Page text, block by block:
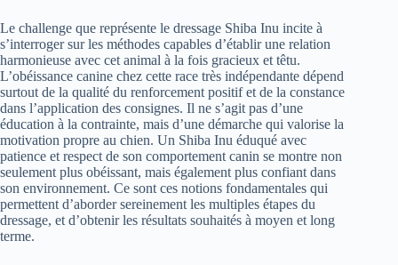
Le challenge que représente le dressage Shiba Inu incite à
s’interroger sur les méthodes capables d’établir une relation
harmonieuse avec cet animal à la fois gracieux et têtu.
L’obéissance canine chez cette race très indépendante dépend
surtout de la qualité du renforcement positif et de la constance
dans l’application des consignes. Il ne s’agit pas d’une
éducation à la contrainte, mais d’une démarche qui valorise la
motivation propre au chien. Un Shiba Inu éduqué avec
patience et respect de son comportement canin se montre non
seulement plus obéissant, mais également plus confiant dans
son environnement. Ce sont ces notions fondamentales qui
permettent d’aborder sereinement les multiples étapes du
dressage, et d’obtenir les résultats souhaités à moyen et long
terme.